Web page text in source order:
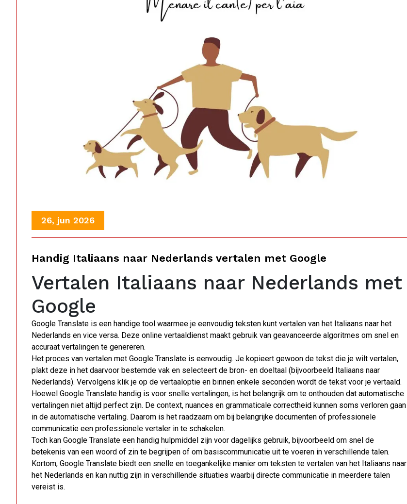
26, jun 2026
Handig Italiaans naar Nederlands vertalen met Google
Vertalen Italiaans naar Nederlands met
Google
Google Translate is een handige tool waarmee je eenvoudig teksten kunt vertalen van het Italiaans naar het
Nederlands en vice versa. Deze online vertaaldienst maakt gebruik van geavanceerde algoritmes om snel en
accuraat vertalingen te genereren.
Het proces van vertalen met Google Translate is eenvoudig. Je kopieert gewoon de tekst die je wilt vertalen,
plakt deze in het daarvoor bestemde vak en selecteert de bron- en doeltaal (bijvoorbeeld Italiaans naar
Nederlands). Vervolgens klik je op de vertaaloptie en binnen enkele seconden wordt de tekst voor je vertaald.
Hoewel Google Translate handig is voor snelle vertalingen, is het belangrijk om te onthouden dat automatische
vertalingen niet altijd perfect zijn. De context, nuances en grammaticale correctheid kunnen soms verloren gaan
in de automatische vertaling. Daarom is het raadzaam om bij belangrijke documenten of professionele
communicatie een professionele vertaler in te schakelen.
Toch kan Google Translate een handig hulpmiddel zijn voor dagelijks gebruik, bijvoorbeeld om snel de
betekenis van een woord of zin te begrijpen of om basiscommunicatie uit te voeren in verschillende talen.
Kortom, Google Translate biedt een snelle en toegankelijke manier om teksten te vertalen van het Italiaans naar
het Nederlands en kan nuttig zijn in verschillende situaties waarbij directe communicatie in meerdere talen
vereist is.